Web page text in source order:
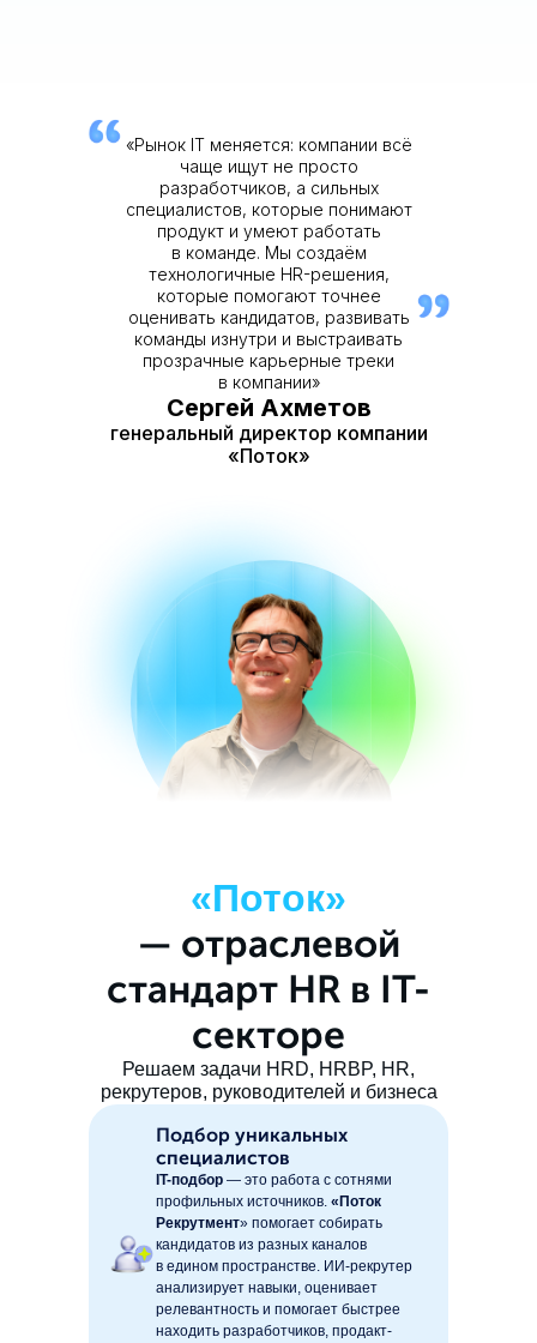
«Рынок IT меняется: компании всё
чаще ищут не просто
разработчиков, а сильных
специалистов, которые понимают
продукт и умеют работать
в команде. Мы создаём
технологичные HR-решения,
которые помогают точнее
оценивать кандидатов, развивать
команды изнутри и выстраивать
прозрачные карьерные треки
в компании»
Сергей Ахметов
генеральный директор компании
«Поток»
«Поток»
— отраслевой
стандарт HR в IT-
секторе
Решаем задачи HRD, HRBP, HR,
рекрутеров, руководителей и бизнеса
Подбор уникальных
специалистов
IT-подбор — это работа с сотнями
профильных источников. «Поток
Рекрутмент» помогает собирать
кандидатов из разных каналов
в едином пространстве. ИИ-рекрутер
анализирует навыки, оценивает
релевантность и помогает быстрее
находить разработчиков, продакт-